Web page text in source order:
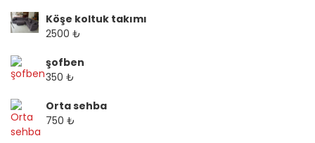
Köşe koltuk takımı
2500 ₺
şofben
350 ₺
Orta sehba
750 ₺